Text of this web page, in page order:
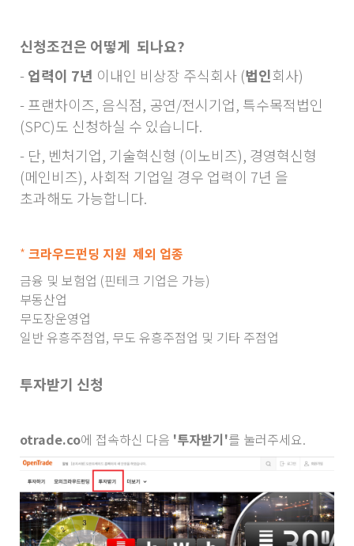
신청조건은 어떻게 되나요?
-업력이 7년 이내인 비상장 주식회사 (법인회사)
- 프랜차이즈, 음식점, 공연/전시기업, 특수목적법인
(SPC)도 신청하실 수 있습니다.
- 단, 벤처기업, 기술혁신형 (이노비즈), 경영혁신형
(메인비즈), 사회적 기업일 경우 업력이 7년 을
초과해도 가능합니다.
* 크라우드펀딩 지원 제외 업종
금융 및 보험업 (핀테크 기업은 가능)
부동산업
무도장운영업
일반 유흥주점업, 무도 유흥주점업 및 기타 주점업
투자받기 신청
otrade.co에 접속하신 다음 '투자받기'를 눌러주세요.